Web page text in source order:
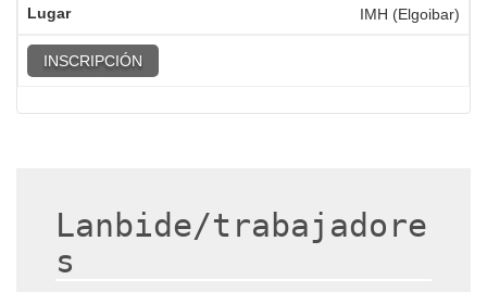
IMH (Elgoibar)
INSCRIPCIÓN
Lanbide/trabajadore
s